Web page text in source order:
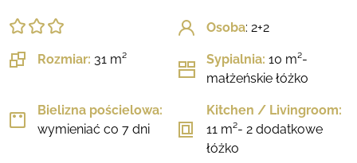
Osoba: 2+2
Rozmiar: 31 m² Sypialnia: 10 m²-
małżeńskie łóżko
Bielizna pościelowa:
wymieniać co 7 dni
Kitchen / Livingroom:
11 m²- 2 dodatkowe
łóżko